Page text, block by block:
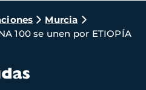
Murcia
100 se unen por ETIOPÍA